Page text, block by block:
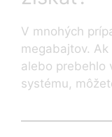
V mnohých
megabajtov.
alebo prebehlo
systému,